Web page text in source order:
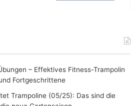
– Effektives Fitness-Trampolin
Fortgeschrittene
Trampoline (05/25): Das sind die